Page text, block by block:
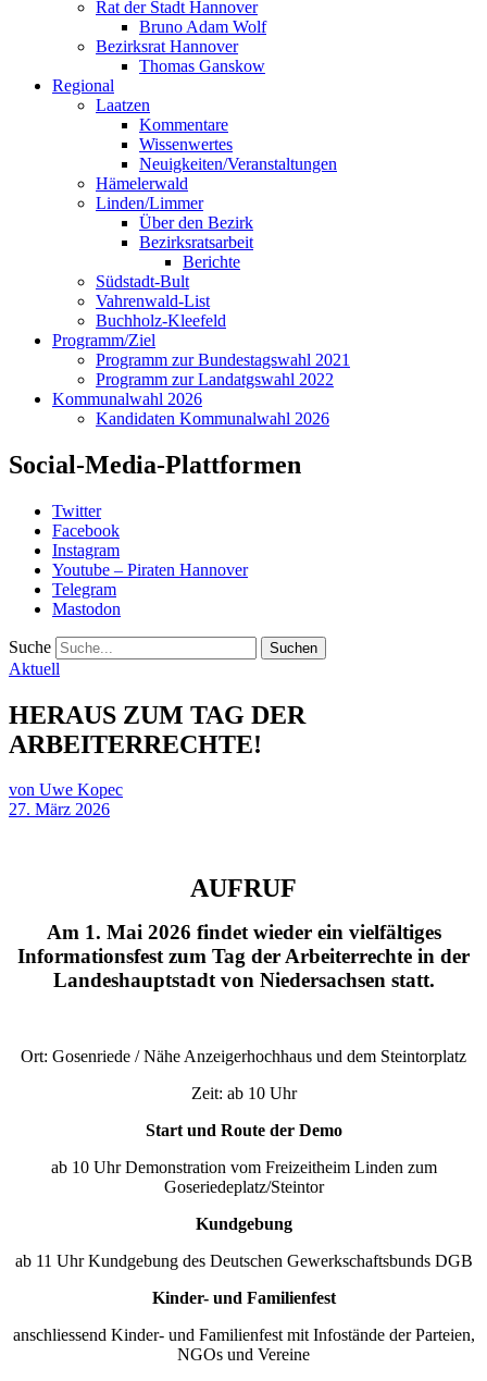
Rat der Stadt Hannover
Bruno Adam Wolf
Bezirksrat Hannover
Thomas Ganskow
Regional
Laatzen
Kommentare
Wissenwertes
Neuigkeiten/Veranstaltungen
Hämelerwald
Linden/Limmer
Über den Bezirk
Bezirksratsarbeit
Berichte
Südstadt-Bult
Vahrenwald-List
Buchholz-Kleefeld
Programm/Ziel
Programm zur Bundestagswahl 2021
Programm zur Landatgswahl 2022
Kommunalwahl 2026
Kandidaten Kommunalwahl 2026
Social-Media-Plattformen
Twitter
Facebook
Instagram
Youtube – Piraten Hannover
Telegram
Mastodon
Suche
Aktuell
HERAUS ZUM TAG DER
ARBEITERRECHTE!
von Uwe Kopec
27. März 2026
AUFRUF
Am 1. Mai 2026 findet wieder ein vielfältiges
Informationsfest zum Tag der Arbeiterrechte in der
Landeshauptstadt von Niedersachsen statt.
Ort: Gosenriede / Nähe Anzeigerhochhaus und dem Steintorplatz
Zeit: ab 10 Uhr
Start und Route der Demo
ab 10 Uhr Demonstration vom Freizeitheim Linden zum
Goseriedeplatz/Steintor
Kundgebung
ab 11 Uhr Kundgebung des Deutschen Gewerkschaftsbunds DGB
Kinder- und Familienfest
anschliessend Kinder- und Familienfest mit Infostände der Parteien,
NGOs und Vereine